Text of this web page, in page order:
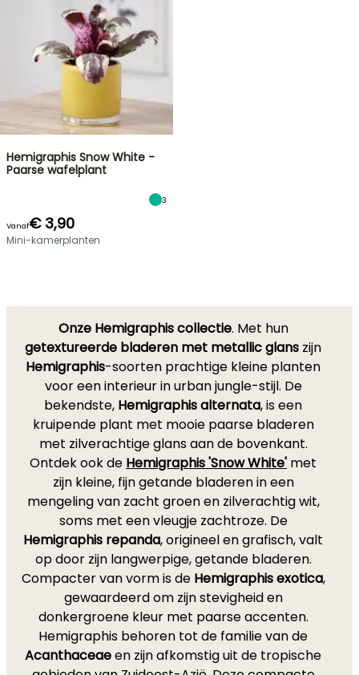
Hemigraphis Snow White -
Paarse wafelplant
3
Vanaf€ 3,90
Mini-kamerplanten
Onze Hemigraphis collectie. Met hun
getextureerde bladeren met metallic glans zijn
Hemigraphis-soorten prachtige kleine planten
voor een interieur in urban jungle-stijl. De
bekendste, Hemigraphis alternata, is een
kruipende plant met mooie paarse bladeren
met zilverachtige glans aan de bovenkant.
Ontdek ook de Hemigraphis 'Snow White' met
zijn kleine, fijn getande bladeren in een
mengeling van zacht groen en zilverachtig wit,
soms met een vleugje zachtroze. De
Hemigraphis repanda, origineel en grafisch, valt
op door zijn langwerpige, getande bladeren.
Compacter van vorm is de Hemigraphis exotica,
gewaardeerd om zijn stevigheid en
donkergroene kleur met paarse accenten.
Hemigraphis behoren tot de familie van de
Acanthaceaeen zijn afkomstig uit de tropische